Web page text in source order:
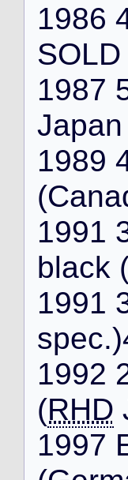
1986
SOLD
1987
Japan
1989
(Cana
1991
black
1991
spec.)
1992
(RHD
1997